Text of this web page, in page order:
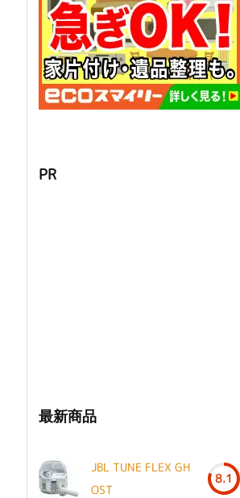
PR
最新商品
JBL TUNE FLEX GH
OST
8.1